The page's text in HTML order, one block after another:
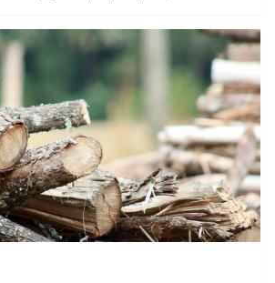
w przestrzeni publicznej, wciąż
pełnej świadomości, jakie
ich dotknąć w najbliższych
rośnie, a czasu jest coraz
i codzienne konfliktyTu zapadają
i konkretne kary